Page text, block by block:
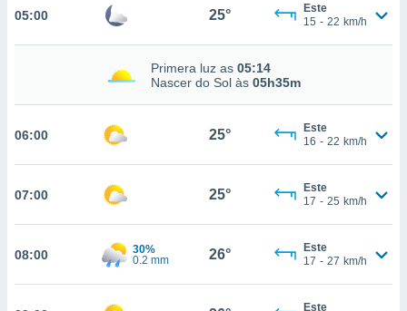
de alta
a
ou
o
como
ACEITAR
05:00 25°
Este
15 - 22 km/h
Primera luz as 05:14
Nascer do Sol às 05h35m
06:00 25°
Este
16 - 22 km/h
07:00 25°
Este
17 - 25 km/h
08:00
30%
0.2 mm
26°
Este
17 - 27 km/h
Este